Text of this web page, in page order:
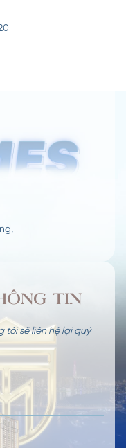
TIN
tôi sẽ liên hệ lại quý